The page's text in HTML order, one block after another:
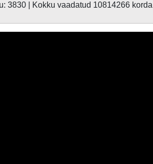
3830 | Kokku vaadatud 10814266 korda